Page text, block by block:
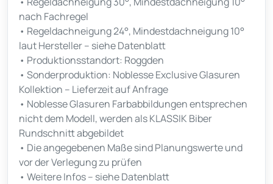
nach Fachregel
• Regeldachneigung 24°, Mindestdachneigung 10°
laut Hersteller – siehe Datenblatt
• Produktionsstandort: Roggden
• Sonderproduktion: Noblesse Exclusive Glasuren
Kollektion – Lieferzeit auf Anfrage
• Noblesse Glasuren Farbabbildungen entsprechen
nicht dem Modell, werden als KLASSIK Biber
Rundschnitt abgebildet
• Die angegebenen Maße sind Planungswerte und
vor der Verlegung zu prüfen
• Weitere Infos – siehe Datenblatt